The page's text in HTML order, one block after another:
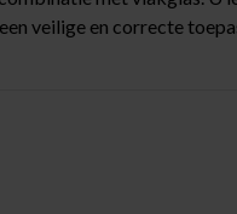
veilige en correcte